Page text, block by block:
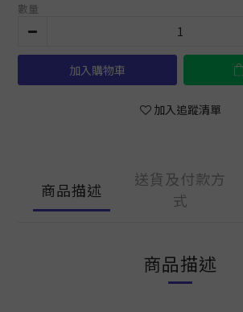
數量
加入購物車
加入追蹤清單
商品描述
送貨及付款方
式
商品描述